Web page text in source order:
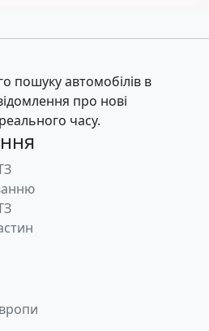
пошуку автомобілів в
про нові
часу.